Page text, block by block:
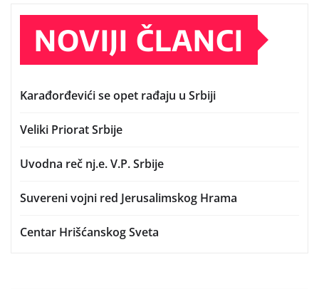
NOVIJI ČLANCI
Karađorđevići se opet rađaju u Srbiji
Veliki Priorat Srbije
Uvodna reč nj.e. V.P. Srbije
Suvereni vojni red Jerusalimskog Hrama
Centar Hrišćanskog Sveta